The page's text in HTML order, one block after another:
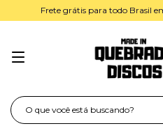
Frete grátis para todo Brasil